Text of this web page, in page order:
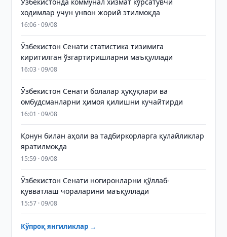
ходимлар учун унвон жорий этилмоқда
16:06 · 09/08
Ўзбекистон Сенати статистика тизимига
киритилган ўзгартиришларни маъқуллади
16:03 · 09/08
Ўзбекистон Сенати болалар ҳуқуқлари ва
омбудсманларни ҳимоя қилишни кучайтирди
16:01 · 09/08
Қонун билан аҳоли ва тадбиркорларга қулайликлар
яратилмоқда
15:59 · 09/08
Ўзбекистон Сенати ногиронларни қўллаб-
қувватлаш чораларини маъқуллади
15:57 · 09/08
Кўпроқ янгиликлар →